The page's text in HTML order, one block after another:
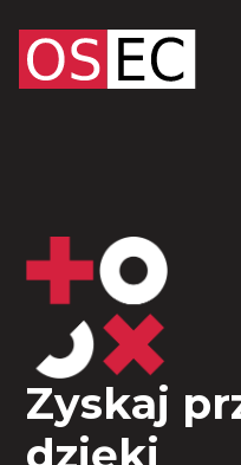
Zyskaj
dzięki